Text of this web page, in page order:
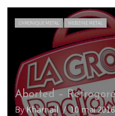
ACTU METAL WEBZINE METAL
Cannibal Corpse:
France au
By Jérémy C/ 3